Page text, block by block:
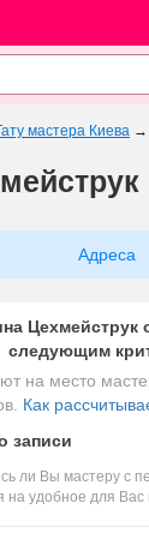
мастера Киева →
Адреса
Цехмейструк
следующим
на место
Как
записи
ли Вы мастеру с
на удобное для Вас